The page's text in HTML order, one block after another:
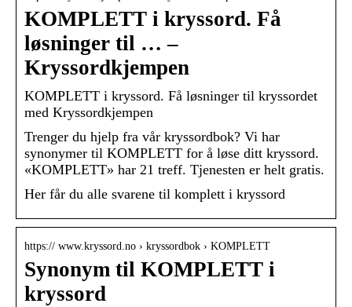
KOMPLETT i kryssord. Få
løsninger til … –
Kryssordkjempen
KOMPLETT i kryssord. Få løsninger til kryssordet
med Kryssordkjempen
Trenger du hjelp fra vår kryssordbok? Vi har
synonymer til KOMPLETT for å løse ditt kryssord.
«KOMPLETT» har 21 treff. Tjenesten er helt gratis.
Her får du alle svarene til komplett i kryssord
https:// www.kryssord.no › kryssordbok › KOMPLETT
Synonym til KOMPLETT i
kryssord